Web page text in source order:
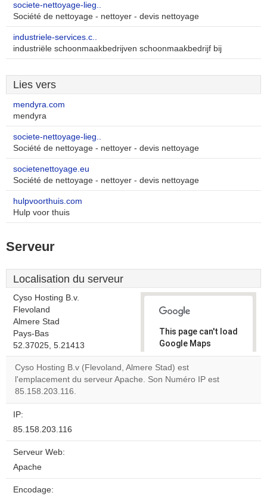
societe-nettoyage-lieg..
Société de nettoyage - nettoyer - devis nettoyage
industriele-services.c..
industriële schoonmaakbedrijven schoonmaakbedrijf bij
Lies vers
mendyra.com
mendyra
societe-nettoyage-lieg..
Société de nettoyage - nettoyer - devis nettoyage
societenettoyage.eu
Société de nettoyage - nettoyer - devis nettoyage
hulpvoorthuis.com
Hulp voor thuis
Serveur
Localisation du serveur
Cyso Hosting B.v.
Flevoland
Almere Stad
Pays-Bas
52.37025, 5.21413
This page can't load
Google Maps
correctly.
Do you
Cyso Hosting B.v (Flevoland, Almere Stad) est
l'emplacement du serveur Apache. Son Numéro IP est
85.158.203.116.
IP:
85.158.203.116
Serveur Web:
Apache
Encodage: